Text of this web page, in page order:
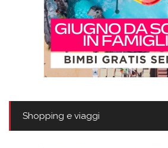
Shopping e viaggi